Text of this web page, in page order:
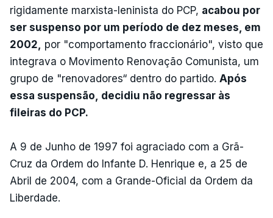
rigidamente marxista-leninista do PCP, acabou por
ser suspenso por um período de dez meses, em
2002,
por "comportamento fraccionário", visto que
integrava o Movimento Renovação Comunista, um
grupo de "renovadores“ dentro do partido. Após
essa suspensão, decidiu não regressar às
fileiras do PCP.
A 9 de Junho de 1997 foi agraciado com a Grã-
Cruz da Ordem do Infante D. Henrique e, a 25 de
Abril de 2004, com a Grande-Oficial da Ordem da
Liberdade.